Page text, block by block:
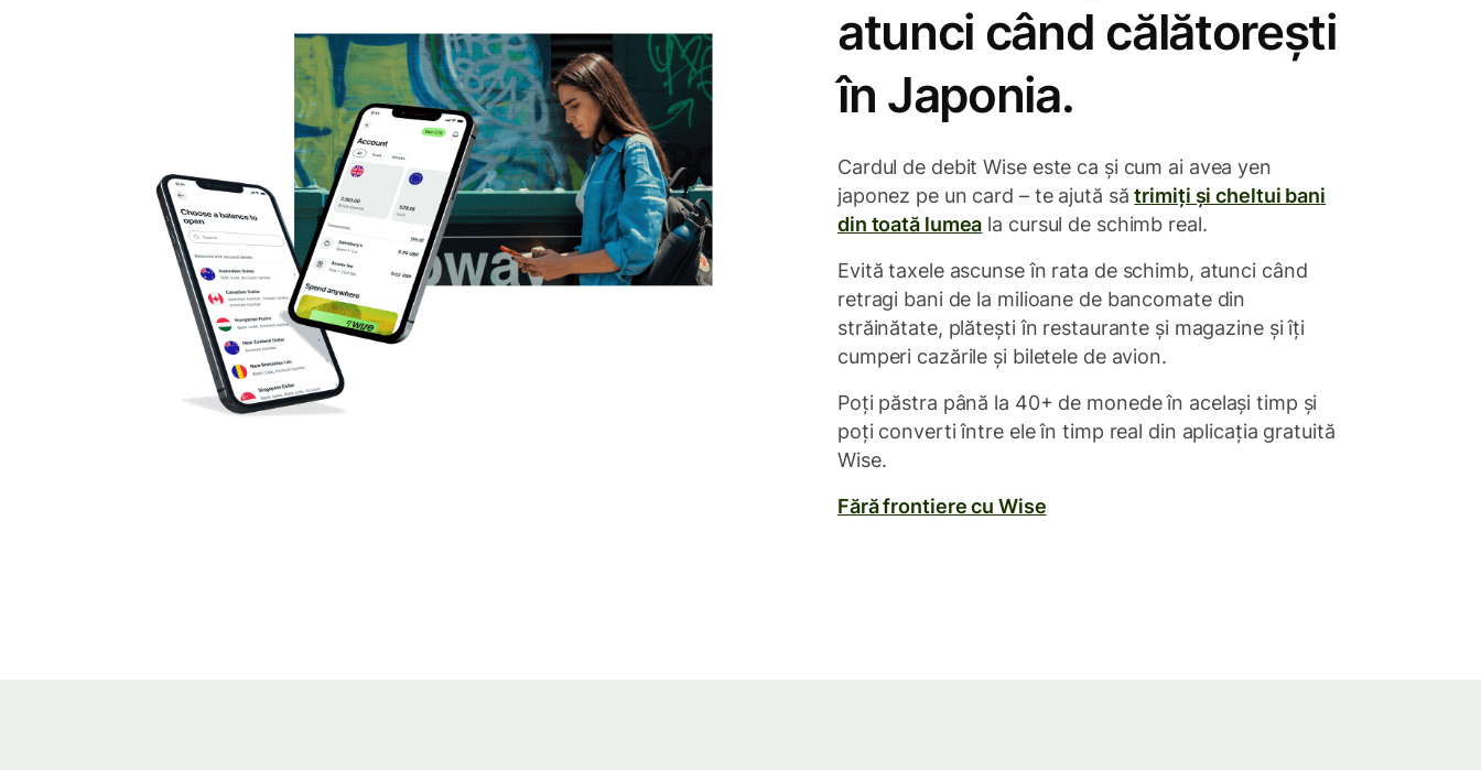
atunci când călătorești
în Japonia.
Cardul de debit Wise este ca și cum ai avea yen
japonez pe un card – te ajută sătrimiți și cheltui bani
din toată lumea la cursul de schimb real.
Evită taxele ascunse în rata de schimb, atunci când
retragi bani de la milioane de bancomate din
străinătate, plătești în restaurante și magazine și îți
cumperi cazările și biletele de avion.
Poți păstra până la 40+ de monede în același timp și
poți converti între ele în timp real din aplicația gratuită
Wise.
Fără frontiere cu Wise